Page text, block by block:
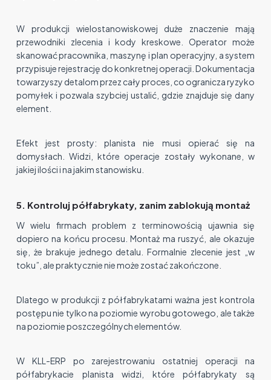
W produkcji wielostanowiskowej duże znaczenie mają
przewodniki zlecenia i kody kreskowe. Operator może
skanować pracownika, maszynę i plan operacyjny, a system
przypisuje rejestrację do konkretnej operacji. Dokumentacja
towarzyszy detalom przez cały proces, co ogranicza ryzyko
pomyłek i pozwala szybciej ustalić, gdzie znajduje się dany
element.
Efekt jest prosty: planista nie musi opierać się na
domysłach. Widzi, które operacje zostały wykonane, w
jakiej ilości i na jakim stanowisku.
5. Kontroluj półfabrykaty, zanim zablokują montaż
W wielu firmach problem z terminowością ujawnia się
dopiero na końcu procesu. Montaż ma ruszyć, ale okazuje
się, że brakuje jednego detalu. Formalnie zlecenie jest „w
toku”, ale praktycznie nie może zostać zakończone.
Dlatego w produkcji z półfabrykatami ważna jest kontrola
postępu nie tylko na poziomie wyrobu gotowego, ale także
na poziomie poszczególnych elementów.
W KLL-ERP po zarejestrowaniu ostatniej operacji na
półfabrykacie planista widzi, które półfabrykaty są